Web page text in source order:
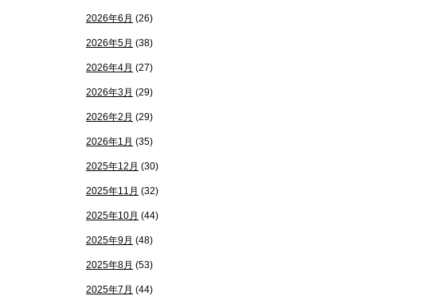
2026年6月 (26)
2026年5月 (38)
2026年4月 (27)
2026年3月 (29)
2026年2月 (29)
2026年1月 (35)
2025年12月 (30)
2025年11月 (32)
2025年10月 (44)
2025年9月 (48)
2025年8月 (53)
2025年7月 (44)